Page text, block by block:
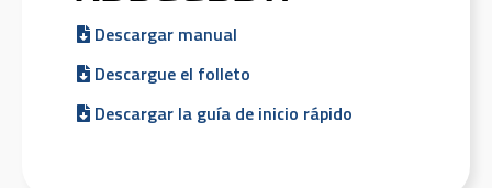
Descargar manual
Descargue el folleto
Descargar la guía de inicio rápido